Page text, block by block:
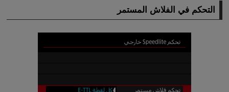
التحكم في الفلاش المستمر